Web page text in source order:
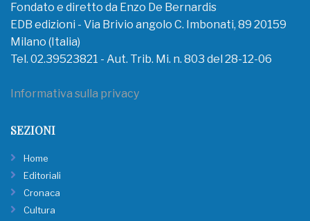
Fondato e diretto da Enzo De Bernardis
EDB edizioni - Via Brivio angolo C. Imbonati, 89 20159
Milano (Italia)
Tel. 02.39523821 - Aut. Trib. Mi. n. 803 del 28-12-06
Informativa sulla privacy
SEZIONI
Home
Editoriali
Cronaca
Cultura